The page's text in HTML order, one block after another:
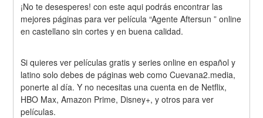
¡No te desesperes! con este aqui podrás encontrar las
mejores páginas para ver película “Agente Aftersun ” online
en castellano sin cortes y en buena calidad.
Si quieres ver películas gratis y series online en español y
latino solo debes de páginas web como Cuevana2.media,
ponerte al día. Y no necesitas una cuenta en de Netflix,
HBO Max, Amazon Prime, Disney+, y otros para ver
películas.